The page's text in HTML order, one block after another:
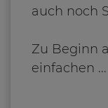
auch noch
Zu Beginn
einfachen ...